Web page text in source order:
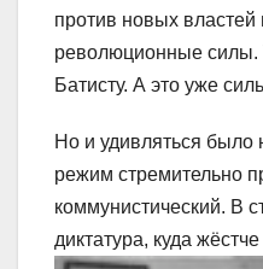
против новых
революционные силы.
Батисту. А это уже
Но и удивляться было
режим стремительно
коммунистический. В
диктатура, куда